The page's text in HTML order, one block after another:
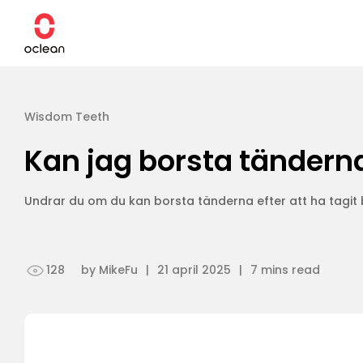
vidare
till
innehåll
Smart-serien
WhisperClean™-serien
Borstar
Munstycken
€119,90
Wisdom Teeth
Kan jag borsta
Undrar du om du kan borsta tänderna efter att ha
128 by MikeFu | 21 april 2025 | 7 mins read